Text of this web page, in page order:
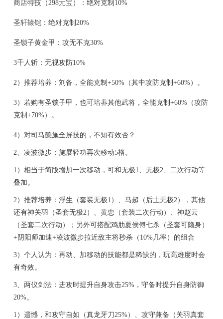
商店特技（298元宝）：绝对克制10%
圣轩辕铠：绝对克制20%
圣锁子黄金甲：攻无不克30%
3千人斩：无视攻防10%
2）推荐培养：刘备，全能克制+50%（其中攻防克制+60%）。
3）若购有圣锁子甲，也可培养其他武将，全能克制+60%（攻防
克制+70%）。
4）对司马懿施全屏技的，不知有效否？
2、凌波微步： 施展轻功再次移动5格。
1）相当于简版增加一次移动，可和无极1、无极2、二次行动等
叠加。
2）推荐培养：浮生（套装无极1）、马超（后土无极2），其他
还有神关羽（圣套无极2）、黄忠（套装二次行动）、神赵云
（圣套二次行动）；另外可搭配鸡肋夏侯傅七杀（圣套可隐身）
+阴阳师加速+凌波微步拉近敌主将秒杀（10%几率）的组合
3）个人认为：再动、加移动的技能都是稀缺的，玩高难度时会
有奇效。
3、两仪剑法：进攻时提升自身攻击25%，守备时提升自身防御
20%。
1）遗憾，和攻守自如（真龙牙刀25%）、攻守兼备（关羽真套